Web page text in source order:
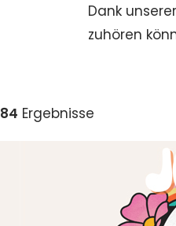
Dank
zuhören
84 Ergebnisse